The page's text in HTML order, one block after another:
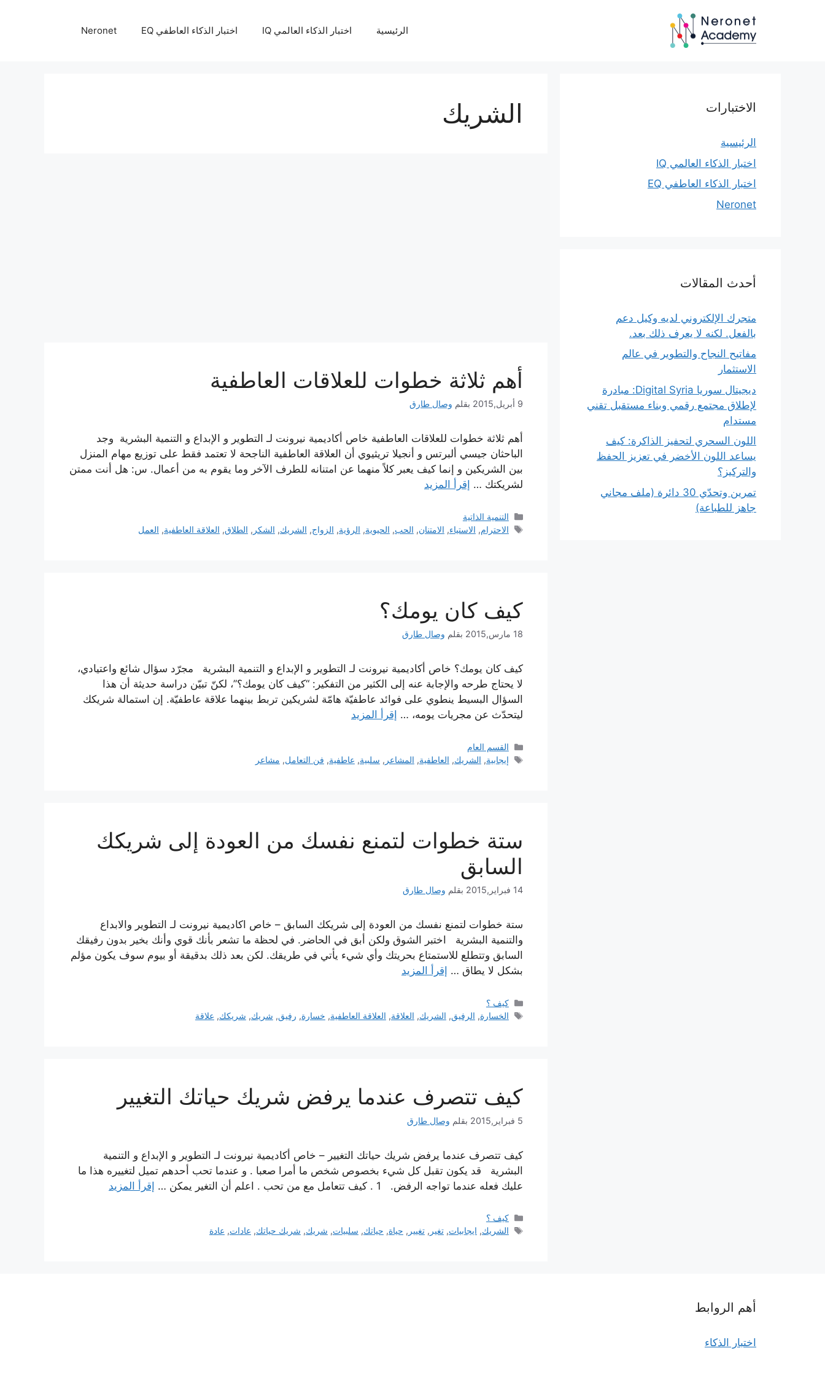
الرئيسية اختبار الذكاء العالمي IQ اختبار الذكاء العاطفي EQ Neronet
الشريك
أهم ثلاثة خطوات للعلاقات العاطفية
9 أبريل,2015 بقلم وصال طارق
أهم ثلاثة خطوات للعلاقات العاطفية خاص أكاديمية نيرونت لـ التطوير و الإبداع و التنمية البشرية وجد
الباحثان جيسي ألبرتس و أنجيلا تريثيوي أن العلاقة العاطفية الناجحة لا تعتمد فقط على توزيع مهام المنزل
بين الشريكين و إنما كيف يعبر كلاً منهما عن امتنانه للطرف الآخر وما يقوم به من أعمال. س: هل أنت ممتن
لشريكتك … إقرأ المزيد
التصنيفات
التنمية الذاتية
الوسوم
الاحترام, الاستياء, الامتنان, الحب, الحيوية, الرؤية, الزواج, الشريك, الشكر , الطلاق, العلاقة العاطفية, العمل
كيف كان يومك؟
18 مارس,2015 بقلم وصال طارق
كيف كان يومك؟ خاص أكاديمية نيرونت لـ التطوير و الإبداع و التنمية البشرية مجرّد سؤال شائع واعتيادي،
لا يحتاج طرحه والإجابة عنه إلى الكثير من التفكير: “كيف كان يومك؟”، لكنّ تبيّن دراسة حديثة أن هذا
السؤال البسيط ينطوي على فوائد عاطفيّة هامّة لشريكين تربط بينهما علاقة عاطفيّة. إن استمالة شريكك
ليتحدّث عن مجريات يومه، … إقرأ المزيد
التصنيفات
القسم العام
الوسوم
إيجابية, الشريك, العاطفية, المشاعر , سلبية, عاطفية, فن التعامل, مشاعر
ستة خطوات لتمنع نفسك من العودة إلى شريكك
السابق
14 فبراير,2015 بقلم وصال طارق
ستة خطوات لتمنع نفسك من العودة إلى شريكك السابق – خاص اكاديمية نيرونت لـ التطوير والابداع
والتنمية البشرية اختبر الشوق ولكن أبق في الحاضر. في لحظة ما تشعر بأنك قوي وأنك بخير بدون رفيقك
السابق وتتطلع للاستمتاع بحريتك وأي شيء يأتي في طريقك. لكن بعد ذلك بدقيقة أو بيوم سوف يكون مؤلم
بشكل لا يطاق … إقرأ المزيد
التصنيفات
كيف ؟
الوسوم
الخسارة, الرفيق, الشريك, العلاقة, العلاقة العاطفية, خسارة, رفيق, شريك, شريكك, علاقة
كيف تتصرف عندما يرفض شريك حياتك التغيير
5 فبراير,2015 بقلم وصال طارق
كيف تتصرف عندما يرفض شريك حياتك التغيير – خاص أكاديمية نيرونت لـ التطوير و الإبداع و التنمية
البشرية قد يكون تقبل كل شيء بخصوص شخص ما أمرا صعبا . و عندما تحب أحدهم تميل لتغييره هذا ما
عليك فعله عندما تواجه الرفض. 1 . كيف تتعامل مع من تحب . اعلم أن التغير يمكن …
إقرأ المزيد
التصنيفات
كيف ؟
الوسوم
الشريك, ايجابيات,تغير ,تغيير , حياة, حياتك, سلبيات, شريك, شريك حياتك, عادات, عادة
الاختبارات
الرئيسية
اختبار الذكاء العالمي IQ
اختبار الذكاء العاطفي EQ
Neronet
أحدث المقالات
متجرك الإلكتروني لديه وكيل دعم
بالفعل. لكنه لا يعرف ذلك بعد.
مفاتيح النجاح والتطوير في عالم
الاستثمار
ديجيتال سوريا Digital Syria: مبادرة
لإطلاق مجتمع رقمي وبناء مستقبل تقني
مستدام
اللون السحري لتحفيز الذاكرة: كيف
يساعد اللون الأخضر في تعزيز الحفظ
والتركيز؟
تمرين وتحدّي 30 دائرة (ملف مجاني
جاهز للطباعة)
أهم الروابط
اختبار الذكاء